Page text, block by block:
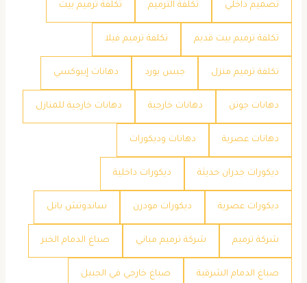
تصميم داخلي تكلفة الترميم تكلفة ترميم بيت
تكلفة ترميم بيت قديم تكلفة ترميم فيلا
تكلفة ترميم منزل جبس بورد دهانات إيبوكسي
دهانات جوتن دهانات خارجية دهانات خارجية للمنازل
دهانات عصرية دهانات وديكورات
ديكورات جدران حديثة ديكورات داخلية
ديكورات عصرية ديكورات مودرن ساندوتش بانل
شركة ترميم شركة ترميم مباني صباغ الدمام الخبر
صباغ الدمام الشرقية صباغ خارجي في الجبيل